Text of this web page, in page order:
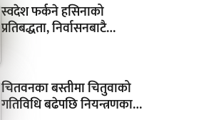
स्वदेश फर्कने हसिनाको
प्रतिबद्धता, निर्वासनबाटै…
चितवनका बस्तीमा चितुवाको
गतिविधि बढेपछि नियन्त्रणका…